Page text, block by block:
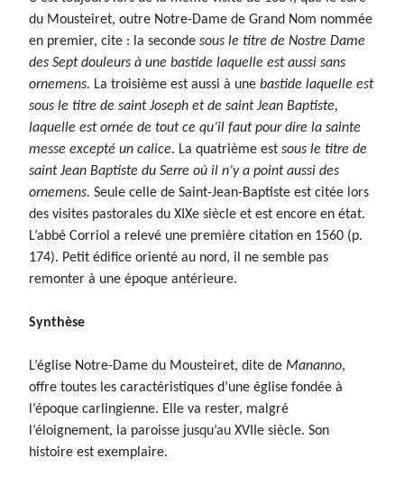
du Mousteiret, outre Notre-Dame de Grand Nom nommée
en premier, cite : la seconde sous le titre de Nostre Dame
des Sept douleurs à une bastide laquelle est aussi sans
ornemens. La troisième est aussi à une bastide laquelle est
sous le titre de saint Joseph et de saint Jean Baptiste,
laquelle est ornée de tout ce qu’il faut pour dire la sainte
messe excepté un calice. La quatrième est sous le titre de
saint Jean Baptiste du Serre où il n’y a point aussi des
ornemens. Seule celle de Saint-Jean-Baptiste est citée lors
des visites pastorales du XIXe siècle et est encore en état.
L’abbé Corriol a relevé une première citation en 1560 (p.
174). Petit édifice orienté au nord, il ne semble pas
remonter à une époque antérieure.
Synthèse
L’église Notre-Dame du Mousteiret, dite de Mananno,
offre toutes les caractéristiques d’une église fondée à
l’époque carlingienne. Elle va rester, malgré
l’éloignement, la paroisse jusqu’au XVIIe siècle. Son
histoire est exemplaire.